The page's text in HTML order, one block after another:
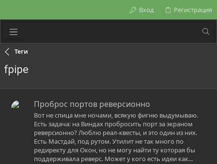
Вход Регистрация
Теги
fpipe
Проброс портов реверсионно
Вот не спица мне ночами, всякую фигню выдумываю.
Есть задача: на Виндах пробросить порт за экраном
реверсионно? Люблю реал-квесты, и это один из них.
Есть Мастдай, под рутом. Утилит не так много по
редиректу для Окон, но не могу найти ту которая бы
поддерживала реверс. Может у кого есть идеи как...